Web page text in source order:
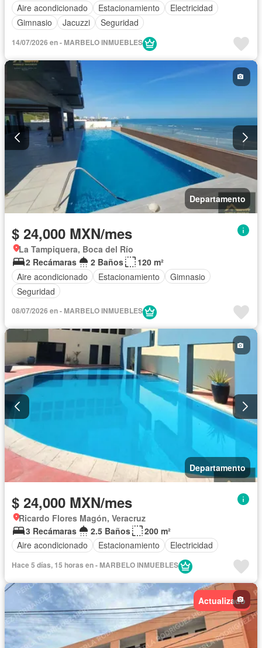
Aire acondicionado
Estacionamiento
Electricidad
Gimnasio
Jacuzzi Seguridad
14/07/2026 en - MARBELO INMUEBLES
Departamento
$ 24,000 MXN/mes
La Tampiquera, Boca del Río
2 Recámaras
2 Baños
120 m²
Aire acondicionado
Estacionamiento
Gimnasio
Seguridad
08/07/2026 en - MARBELO INMUEBLES
Departamento
$ 24,000 MXN/mes
Ricardo Flores Magón, Veracruz
3 Recámaras
2.5 Baños
200 m²
Aire acondicionado
Estacionamiento Electricidad
Hace 5 días, 15 horas en - MARBELO INMUEBLES
Actualizado